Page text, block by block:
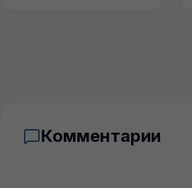
Комментарии